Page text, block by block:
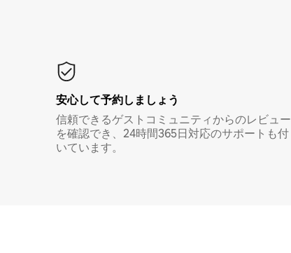
安心して予約しましょう
信頼できるゲストコミュニティからのレビュー
を確認でき、24時間365日対応のサポートも付
いています。